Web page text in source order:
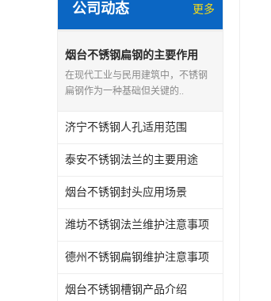
公司动态 更多
烟台不锈钢扁钢的主要作用
在现代工业与民用建筑中，不锈钢
扁钢作为一种基础但关键的..
济宁不锈钢人孔适用范围
泰安不锈钢法兰的主要用途
烟台不锈钢封头应用场景
潍坊不锈钢法兰维护注意事项
德州不锈钢扁钢维护注意事项
烟台不锈钢槽钢产品介绍